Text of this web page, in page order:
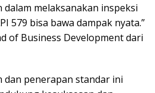
melaksanakan inspeksi
579 bisa bawa dampak nyata.”
of Business Development dari
dan penerapan standar ini